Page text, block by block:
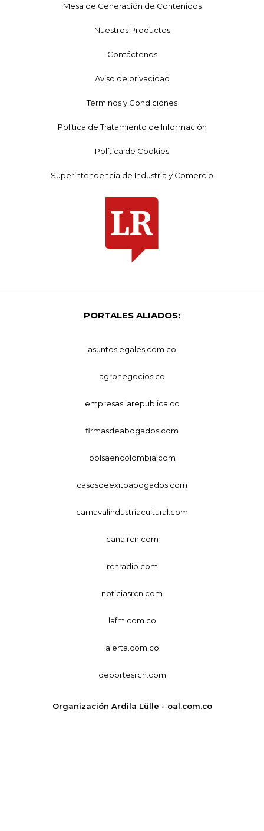
Mesa de Generación de Contenidos
Nuestros Productos
Contáctenos
Aviso de privacidad
Términos y Condiciones
Política de Tratamiento de Información
Política de Cookies
Superintendencia de Industria y Comercio
PORTALES ALIADOS:
asuntoslegales.com.co
agronegocios.co
empresas.larepublica.co
firmasdeabogados.com
bolsaencolombia.com
casosdeexitoabogados.com
carnavalindustriacultural.com
canalrcn.com
rcnradio.com
noticiasrcn.com
lafm.com.co
alerta.com.co
deportesrcn.com
Organización Ardila Lülle - oal.com.co